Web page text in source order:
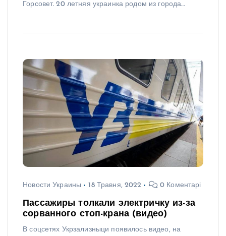
Горсовет. 20 летняя украинка родом из города…
Новости Украины 18 Травня, 2022 0 Коментарі
Пассажиры толкали электричку из-за
сорванного стоп-крана (видео)
В соцсетях Укрзализныци появилось видео, на